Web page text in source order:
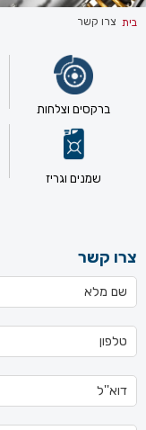
בית צרו קשר
ברקסים וצלחות
שמנים וגריז
צרו קשר